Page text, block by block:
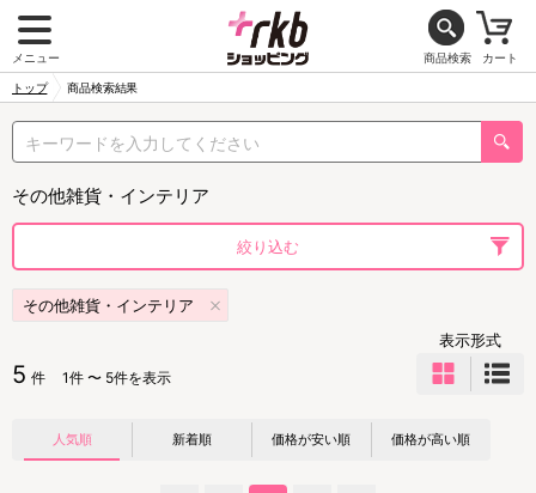
メニュー 商品検索 カート
トップ 商品検索結果
その他雑貨・インテリア
絞り込む
その他雑貨・インテリア
5 件 1件 〜 5件を表示
表示形式
人気順 新着順 価格が安い順 価格が高い順